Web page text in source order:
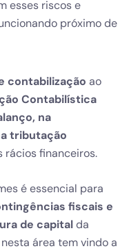
esses riscos e
próximo de
contabilização ao
Contabilística
na
tributação
rácios financeiros.
é essencial para
fiscais e
de capitalda
área tem vindo a